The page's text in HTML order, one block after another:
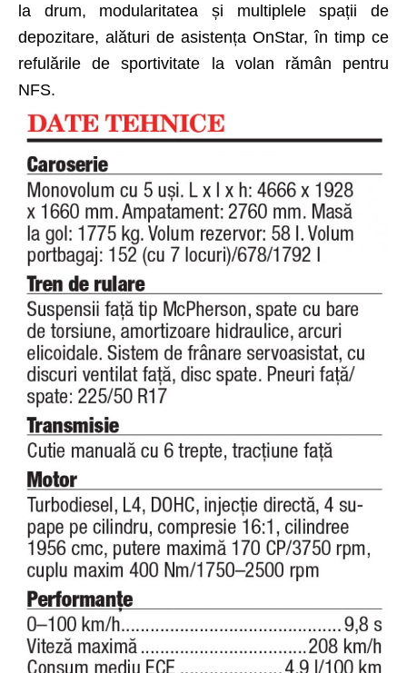
la drum, modularitatea și multiplele spații de
depozitare, alături de asistența OnStar, în timp ce
refulările de sportivitate la volan rămân pentru
NFS.